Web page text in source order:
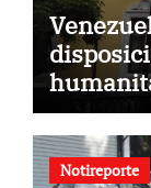
sismo
Notireporte